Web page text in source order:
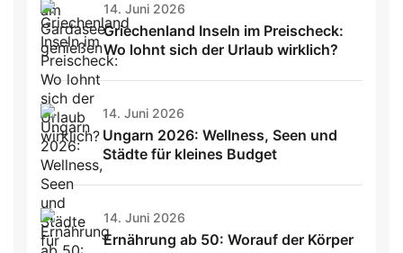
14. Juni 2026
Griechenland Inseln im Preischeck:
Wo lohnt sich der Urlaub wirklich?
14. Juni 2026
Ungarn 2026: Wellness, Seen und
Städte für kleines Budget
14. Juni 2026
Ernährung ab 50: Worauf der Körper